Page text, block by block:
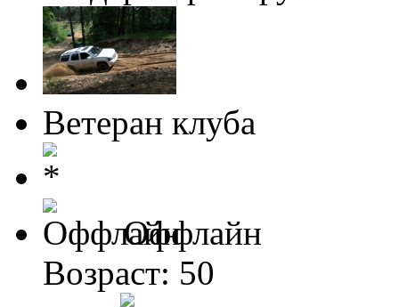
Ветеран клуба
Оффлайн
Возраст: 50